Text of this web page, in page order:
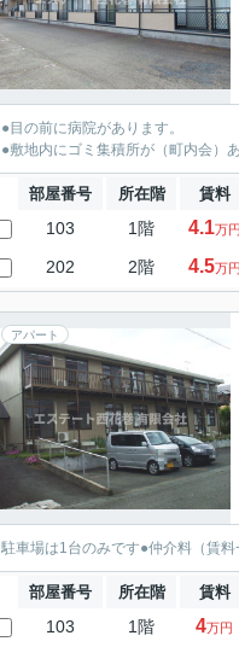
●目の前に病院があります。
●敷地内にゴミ集積所が（町内会）あ
部屋番号 所在階 賃料
103 1階 4.1万円
202 2階 4.5万円
アパート
駐車場は1台のみです●仲介料（賃
部屋番号 所在階 賃料
103 1階 4万円